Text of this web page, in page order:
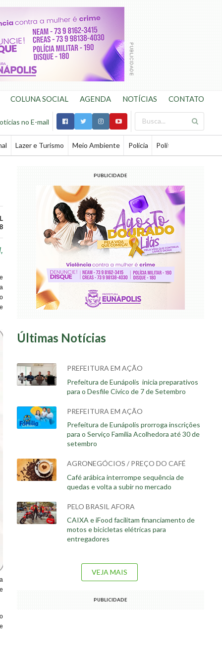
COLUNA SOCIAL AGENDA NOTÍCIAS CONTATO
no E-mail
Lazer e Turismo Meio Ambiente Polícia Política
PUBLICIDADE
Últimas Notícias
PREFEITURA EM AÇÃO
Prefeitura de Eunápolis inicia preparativos
para o Desfile Cívico de 7 de Setembro
PREFEITURA EM AÇÃO
Prefeitura de Eunápolis prorroga inscrições
para o Serviço Família Acolhedora até 30 de
setembro
AGRONEGÓCIOS / PREÇO DO CAFÉ
Café arábica interrompe sequência de
quedas e volta a subir no mercado
PELO BRASIL AFORA
CAIXA e iFood facilitam financiamento de
motos e bicicletas elétricas para
entregadores
VEJA MAIS
PUBLICIDADE